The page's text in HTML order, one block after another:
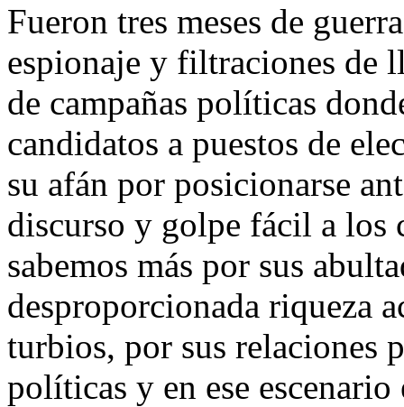
Fueron tres meses de
espionaje y filtraciones de
de campañas políticas
candidatos a puestos de
su afán por posicionarse
discurso y golpe fácil a los
sabemos más por sus
desproporcionada riqueza
turbios, por sus relaciones
políticas y en ese